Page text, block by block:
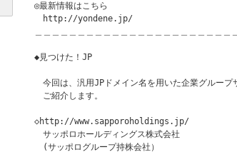
◎最新情報はこちら
http://yondene.jp/
◆見つけた！JP　　　　　　　　　　　　　
今回は、汎用JPドメイン名を用いた企業グループ
ご紹介します。
◇http://www.sapporoholdings.jp/
サッポロホールディングス株式会社
(サッポログループ持株会社）